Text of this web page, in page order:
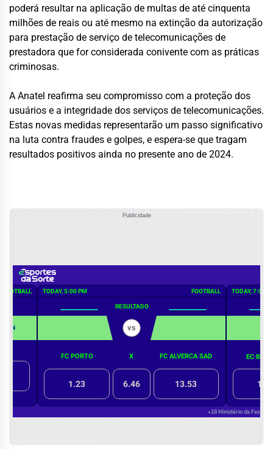
poderá resultar na aplicação de multas de até cinquenta
milhões de reais ou até mesmo na extinção da autorização
para prestação de serviço de telecomunicações de
prestadora que for considerada conivente com as práticas
criminosas.
A Anatel reafirma seu compromisso com a proteção dos
usuários e a integridade dos serviços de telecomunicações.
Estas novas medidas representarão um passo significativo
na luta contra fraudes e golpes, e espera-se que tragam
resultados positivos ainda no presente ano de 2024.
Publicidade